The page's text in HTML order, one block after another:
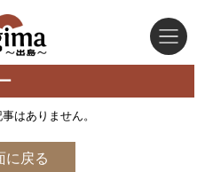
はありません。
に戻る